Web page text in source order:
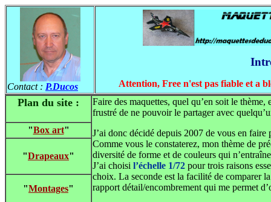
Contact : P.Ducos Attention, Free n'est pas fiable et a
Plan du site :
Faire des maquettes, quel qu’en soit le thème,
frustré de ne pouvoir le partager avec
J’ai donc décidé depuis 2007 de vous en
Comme vous le constaterez, mon thème de
diversité de forme et de couleurs qui
J’ai choisi l’échelle 1/72 pour trois raisons
choix. La seconde est la facilité de comparer
rapport détail/encombrement qui me permet
"Box art"
"Drapeaux"
"Montages"